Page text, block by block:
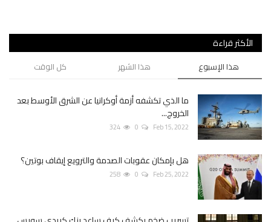
الأكثر قراءة
هذا الإسبوع هذا الشهر كل الوقت
ما الذي تكشفه أزمة أوكرانيا عن الشرق الأوسط بعد
الخروج...
Feb 15, 2022
0
324
هل بإمكان عقوبات الصدمة والترويع إيقاف بوتين؟
Feb 25, 2022
0
258